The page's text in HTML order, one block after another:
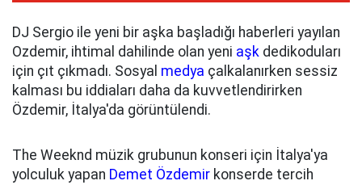
DJ Sergio ile yeni bir aşka başladığı haberleri yayılan
Ozdemir, ihtimal dahilinde olan yeni aşk dedikoduları
için çıt çıkmadı. Sosyal medya çalkalanırken sessiz
kalması bu iddiaları daha da kuvvetlendirirken
Özdemir, İtalya'da görüntülendi.
The Weeknd müzik grubunun konseri için İtalya'ya
yolculuk yapan Demet Özdemir konserde tercih